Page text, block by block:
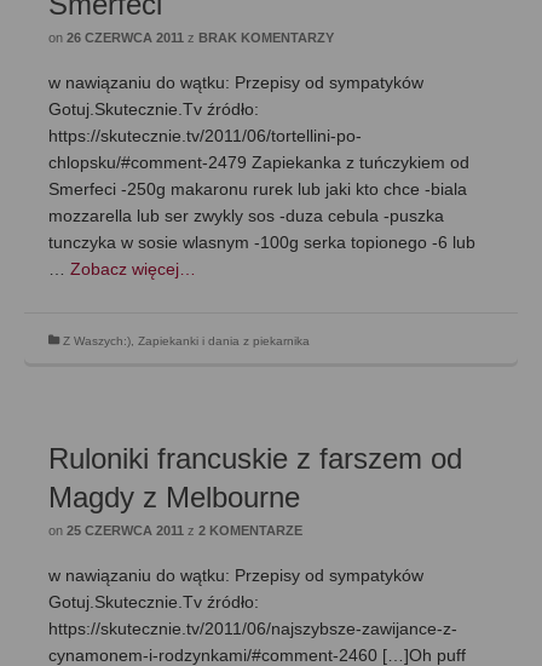
on 26 CZERWCA 2011 z BRAK KOMENTARZY
w nawiązaniu do wątku: Przepisy od sympatyków
Gotuj.Skutecznie.Tv źródło:
https://skutecznie.tv/2011/06/tortellini-po-
chlopsku/#comment-2479 Zapiekanka z tuńczykiem od
Smerfeci -250g makaronu rurek lub jaki kto chce -biala
mozzarella lub ser zwykly sos -duza cebula -puszka
tunczyka w sosie wlasnym -100g serka topionego -6 lub
Zobacz więcej…
Z Waszych:) Zapiekanki i dania z piekarnika
Ruloniki francuskie z farszem od
Magdy z Melbourne
on 25 CZERWCA 2011 z 2 KOMENTARZE
w nawiązaniu do wątku: Przepisy od sympatyków
Gotuj.Skutecznie.Tv źródło:
https://skutecznie.tv/2011/06/najszybsze-zawijance-z-
cynamonem-i-rodzynkami/#comment-2460 […]Oh puff